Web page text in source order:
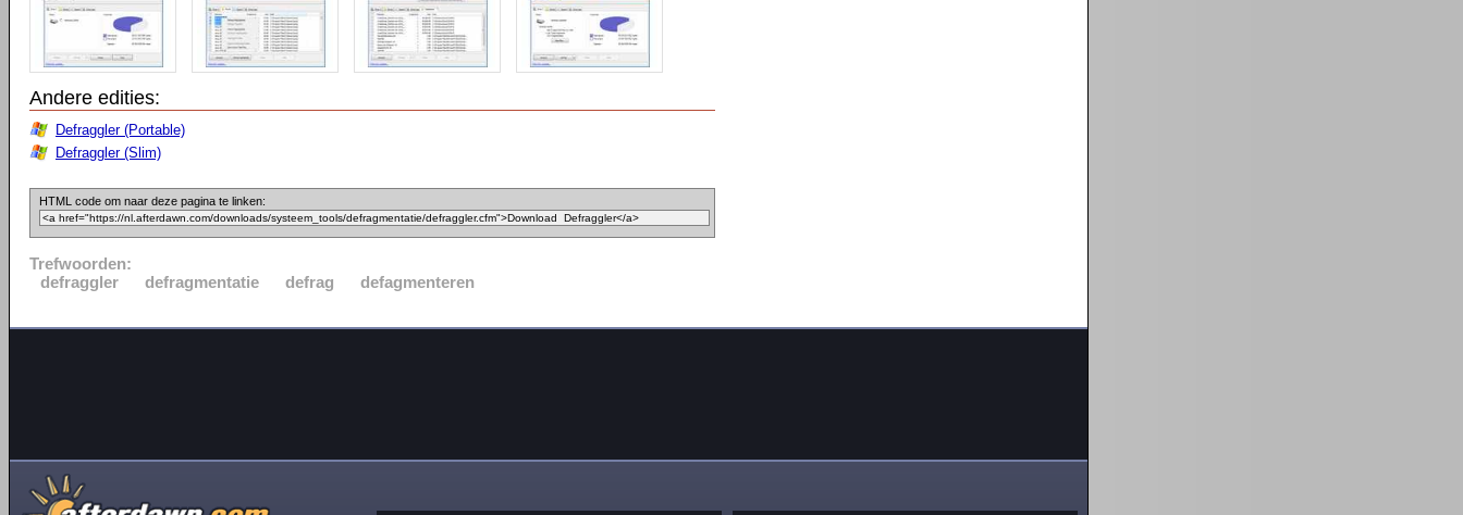
Andere edities:
Defraggler (Portable)
Defraggler (Slim)
HTML code om naar deze pagina te linken:
Trefwoorden:
defraggler
defragmentatie defrag defagmenteren